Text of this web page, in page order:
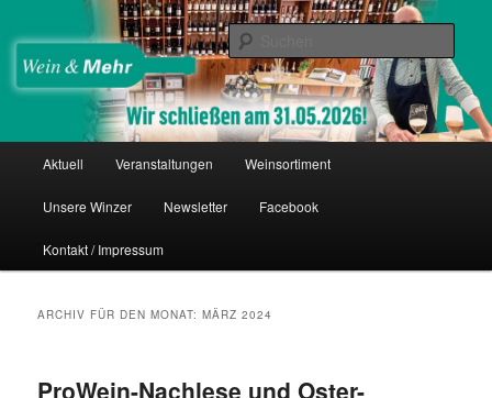
Inhalt
wechseln
sekundären
Inhalt
wechselnWein & Mehr
Thomas Nies
Aktuell Veranstaltungen Weinsortiment
Unsere Winzer Newsletter Facebook
Kontakt / Impressum
ARCHIV FÜR DEN MONAT:MÄRZ 2024
ProWein-Nachlese und Oster-